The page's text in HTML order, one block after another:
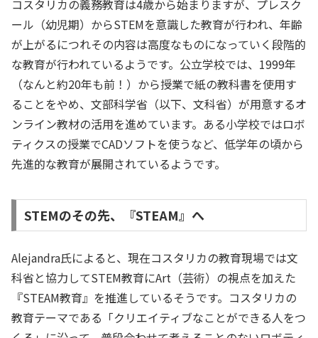
コスタリカの義務教育は4歳から始まりますが、プレスク
ール（幼児期）からSTEMを意識した教育が行われ、年齢
が上がるにつれその内容は高度なものになっていく段階的
な教育が行われているようです。公立学校では、1999年
（なんと約20年も前！）から授業で紙の教科書を使用す
ることをやめ、文部科学省（以下、文科省）が用意するオ
ンライン教材の活用を進めています。ある小学校ではロボ
ティクスの授業でCADソフトを使うなど、低学年の頃から
先進的な教育が展開されているようです。
STEMのその先、『STEAM』へ
Alejandra氏によると、現在コスタリカの教育現場では文
科省と協力してSTEM教育にArt（芸術）の視点を加えた
『STEAM教育』を推進しているそうです。コスタリカの
教育テーマである「クリエイティブなことができる人をつ